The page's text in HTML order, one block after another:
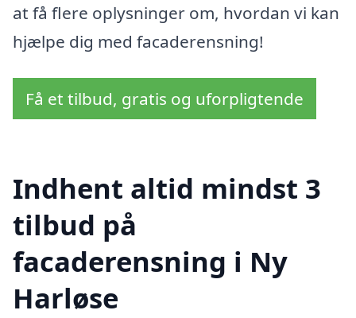
at få flere oplysninger om, hvordan vi kan
hjælpe dig med facaderensning!
Få et tilbud, gratis og uforpligtende
Indhent altid mindst 3
tilbud på
facaderensning i Ny
Harløse